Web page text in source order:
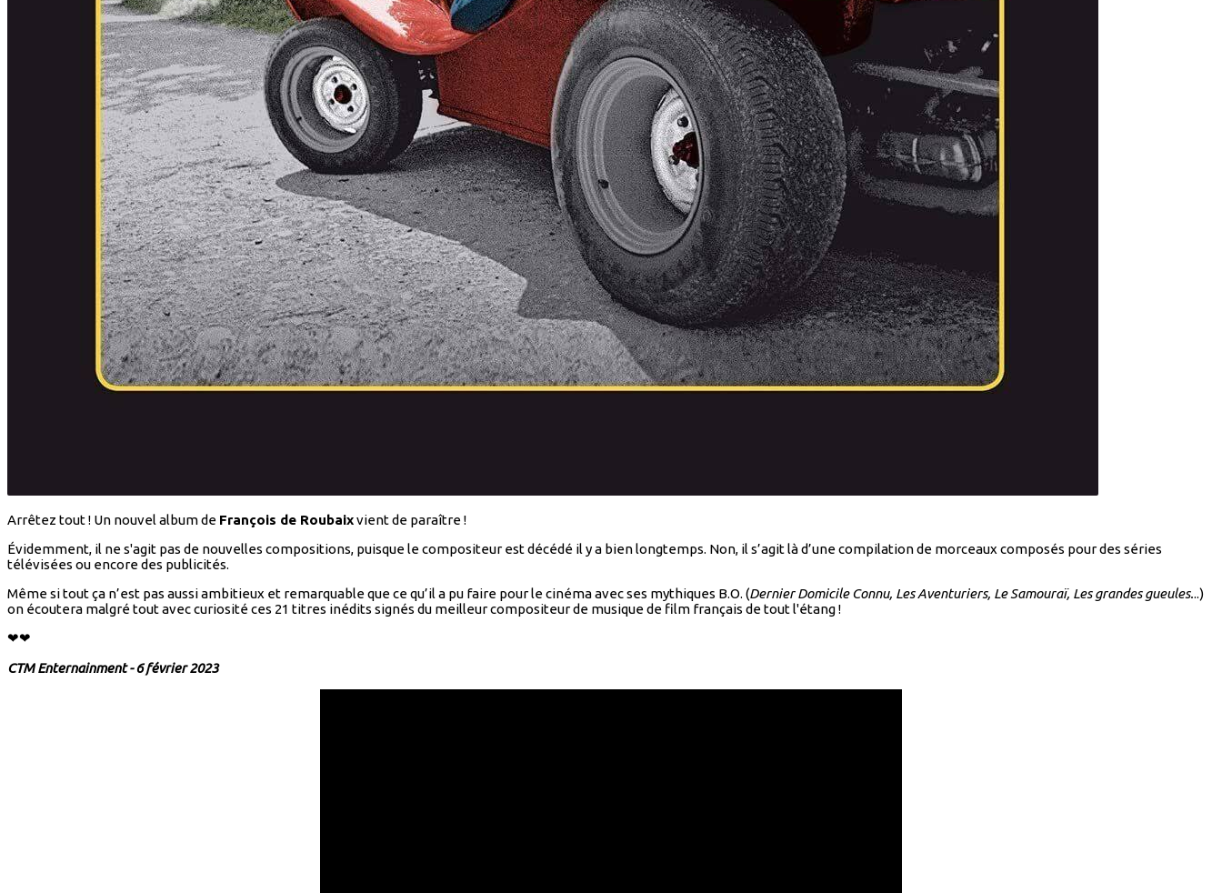
Arrêtez tout ! Un nouvel album de François de Roubaixvient de paraître !
Évidemment, il ne s'agit pas de nouvelles compositions, puisque le compositeur est décédé il y a bien longtemps. Non, il s’agit là d’une compilation de morceaux composés pour des séries
télévisées ou encore des publicités.
Même si tout ça n’est pas aussi ambitieux et remarquable que ce qu’il a pu faire pour le cinéma avec ses mythiques B.O. (Dernier Domicile Connu, Les Aventuriers, Le Samouraï, Les grandes gueules...)
on écoutera malgré tout avec curiosité ces 21 titres inédits signés du meilleur compositeur de musique de film français de tout l'étang !
❤❤
CTM Enternainment - 6 février 2023